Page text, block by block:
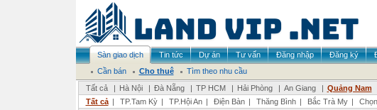
Sàn giao dịch Tin tức Dự án Tư vấn Đăng nhập Đăng ký
Cần bán
Cho thuê
Tìm theo nhu cầu
Tất cả
| Hà Nội | Đà Nẵng | TP HCM | Hải Phòng | An Giang | Quảng Nam
Tất cả | TP.Tam Kỳ | TP.Hội An | Điện Bàn | Thăng Bình | Bắc Trà My |